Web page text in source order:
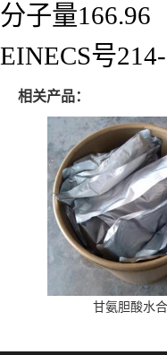
分子量166.96
EINECS号
相关产品：
甘氨胆酸水